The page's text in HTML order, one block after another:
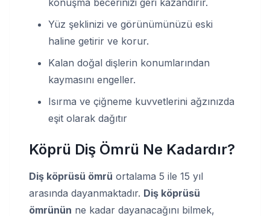
konuşma becerinizi geri kazandırır.
Yüz şeklinizi ve görünümünüzü eski
haline getirir ve korur.
Kalan doğal dişlerin konumlarından
kaymasını engeller.
Isırma ve çiğneme kuvvetlerini ağzınızda
eşit olarak dağıtır
Köprü Diş Ömrü Ne Kadardır?
Diş köprüsü ömrü ortalama 5 ile 15 yıl
arasında dayanmaktadır. Diş köprüsü
ömrünün ne kadar dayanacağını bilmek,